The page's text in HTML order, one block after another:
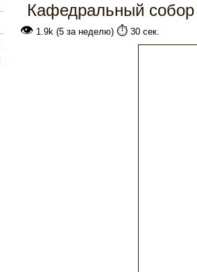
Кафедральный
👁1.9k (5 за неделю) ⏱️30 сек.